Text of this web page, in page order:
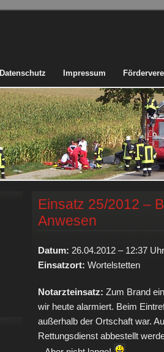
Datenschutz Impressum
Einsatz 25/2012 –
Anwesen
Datum: 26.04.2012 – 12:37 Uhr
Einsatzort: Wortelstetten
Notarzteinsatz: Zum Brand
wir heute alarmiert. Beim
außerhalb der Ortschaft war.
Rettungsdienst abbestellt